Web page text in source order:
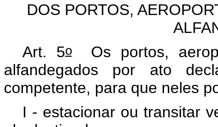
DOS PORTOS,
Art. 5oOs portos,
alfandegados por ato
competente, para que neles
I - estacionar ou transitar